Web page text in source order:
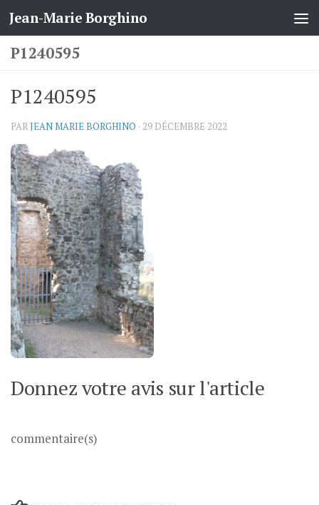
Skip to content
Jean-Marie Borghino
P1240595
P1240595
PARJEAN MARIE BORGHINO · 29 DÉCEMBRE 2022
Donnez votre avis sur l'article
commentaire(s)